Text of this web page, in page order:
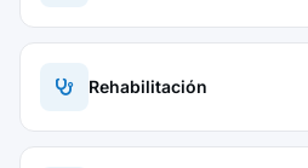
Rehabilitación